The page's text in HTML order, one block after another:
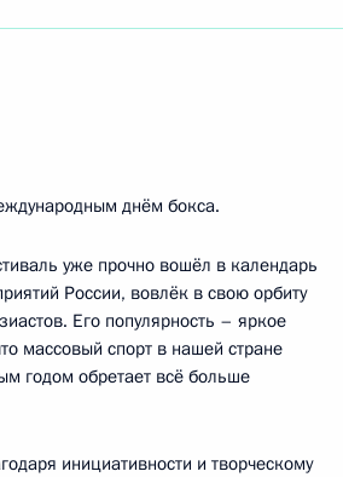
днём бокса.
уже прочно вошёл в календарь
России, вовлёк в свою орбиту
Его популярность – яркое
массовый спорт в нашей стране
годом обретает всё больше
инициативности и творческому